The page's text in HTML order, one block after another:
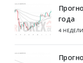
года
4 НЕДЕЛИ